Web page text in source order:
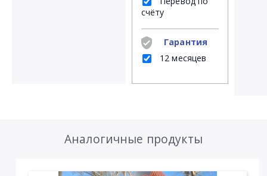
счёту
Гарантия
12 месяцев
Аналогичные продукты